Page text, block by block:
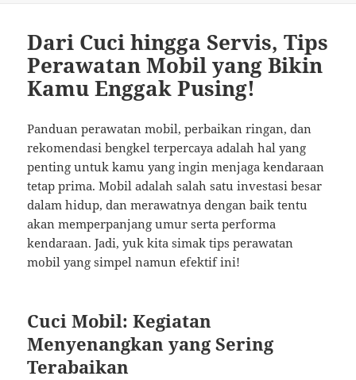
Dari Cuci hingga Servis, Tips
Perawatan Mobil yang Bikin
Kamu Enggak Pusing!
Panduan perawatan mobil, perbaikan ringan, dan
rekomendasi bengkel terpercaya adalah hal yang
penting untuk kamu yang ingin menjaga kendaraan
tetap prima. Mobil adalah salah satu investasi besar
dalam hidup, dan merawatnya dengan baik tentu
akan memperpanjang umur serta performa
kendaraan. Jadi, yuk kita simak tips perawatan
mobil yang simpel namun efektif ini!
Cuci Mobil: Kegiatan
Menyenangkan yang Sering
Terabaikan